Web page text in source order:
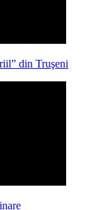
din Truşeni